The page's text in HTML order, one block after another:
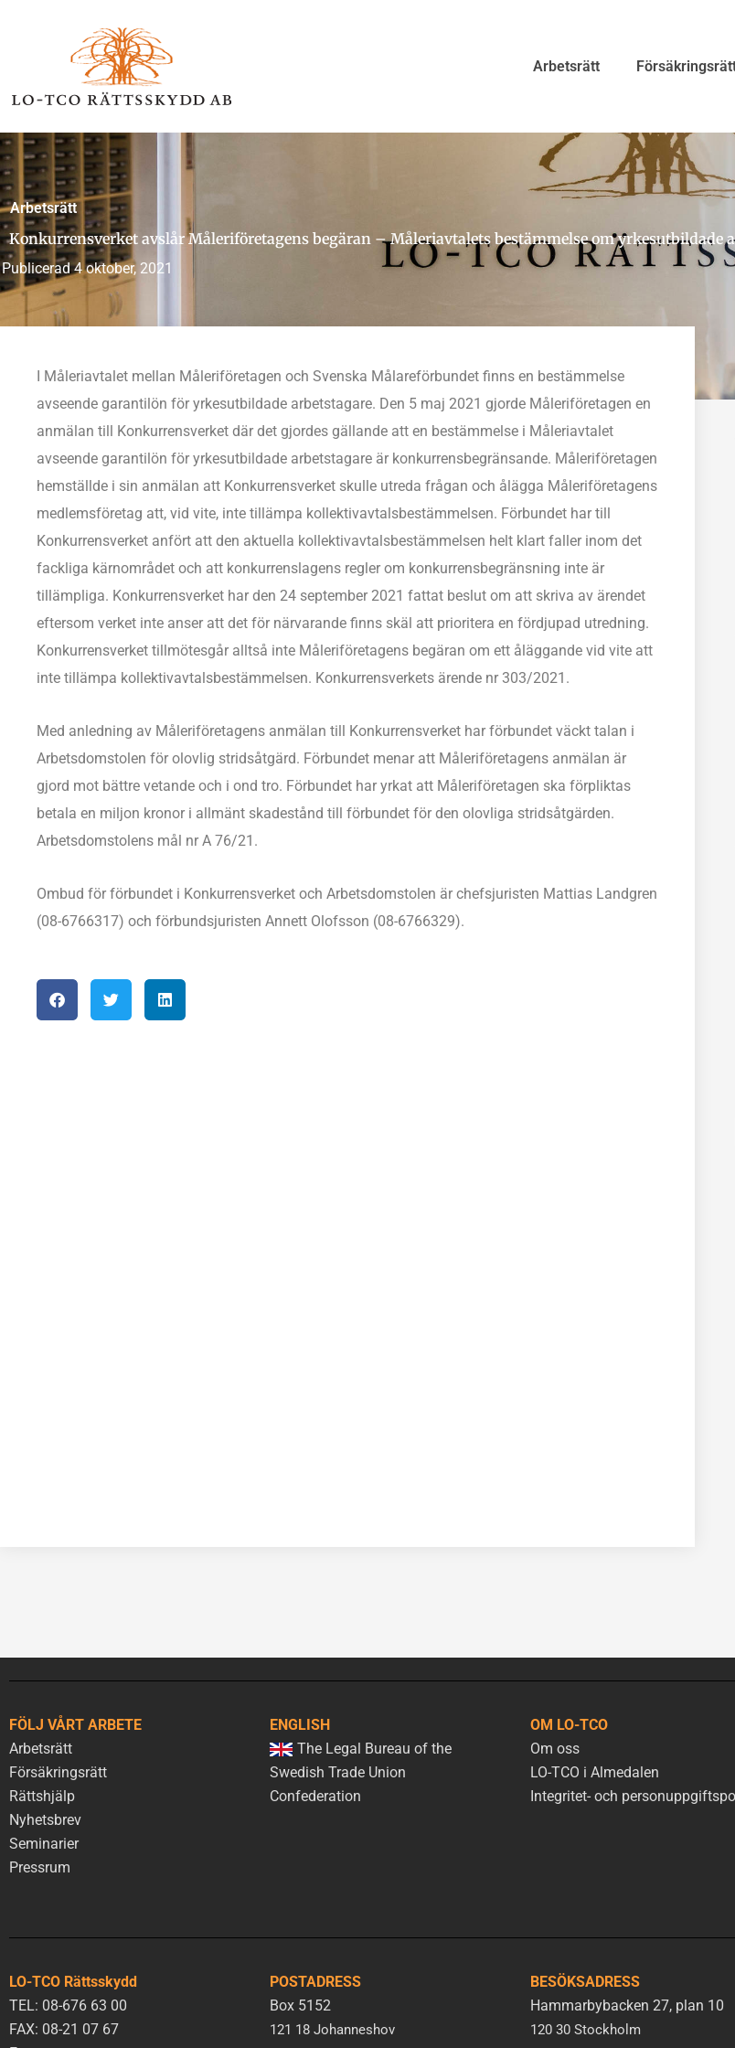
Arbetsrätt
Arbetsrätt
Konkurrensverket avslår Måleriföretagens begäran – Måleriavtalets bestämmelse om yrkesutbildade
Publicerad 4 oktober, 2021
I Måleriavtalet mellan Måleriföretagen och Svenska Målareförbundet finns en bestämmelse
avseende garantilön för yrkesutbildade arbetstagare. Den 5 maj 2021 gjorde Måleriföretagen en
anmälan till Konkurrensverket där det gjordes gällande att en bestämmelse i Måleriavtalet
avseende garantilön för yrkesutbildade arbetstagare är konkurrensbegränsande. Måleriföretagen
hemställde i sin anmälan att Konkurrensverket skulle utreda frågan och ålägga Måleriföretagens
medlemsföretag att, vid vite, inte tillämpa kollektivavtalsbestämmelsen. Förbundet har till
Konkurrensverket anfört att den aktuella kollektivavtalsbestämmelsen helt klart faller inom det
fackliga kärnområdet och att konkurrenslagens regler om konkurrensbegränsning inte är
tillämpliga. Konkurrensverket har den 24 september 2021 fattat beslut om att skriva av ärendet
eftersom verket inte anser att det för närvarande finns skäl att prioritera en fördjupad utredning.
Konkurrensverket tillmötesgår alltså inte Måleriföretagens begäran om ett åläggande vid vite att
inte tillämpa kollektivavtalsbestämmelsen. Konkurrensverkets ärende nr 303/2021.
Med anledning av Måleriföretagens anmälan till Konkurrensverket har förbundet väckt talan i
Arbetsdomstolen för olovlig stridsåtgärd. Förbundet menar att Måleriföretagens anmälan är
gjord mot bättre vetande och i ond tro. Förbundet har yrkat att Måleriföretagen ska förpliktas
betala en miljon kronor i allmänt skadestånd till förbundet för den olovliga stridsåtgärden.
Arbetsdomstolens mål nr A 76/21.
Ombud för förbundet i Konkurrensverket och Arbetsdomstolen är chefsjuristen Mattias Landgren
(08-6766317) och förbundsjuristen Annett Olofsson (08-6766329).
FÖLJ VÅRT ARBETE
Arbetsrätt
Försäkringsrätt
Rättshjälp
Nyhetsbrev
Seminarier
Pressrum
ENGLISH
The Legal Bureau of the
Swedish Trade Union
Confederation
OM LO-TCO
Om oss
LO-TCO i Almedalen
Integritet- och
LO-TCO Rättsskydd
TEL: 08-676 63 00
FAX: 08-21 07 67
POSTADRESS
Box 5152
121 18 Johanneshov
BESÖKSADRESS
Hammarbybacken 27, plan 10
120 30 Stockholm